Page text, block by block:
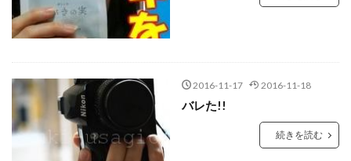
2016-11-17 2016-11-18
バレた!!
続きを読む